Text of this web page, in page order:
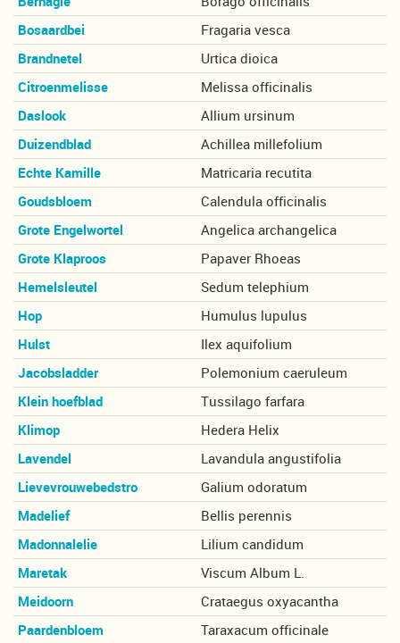
Bosaardbei
Fragaria vesca
Brandnetel
Urtica dioica
Citroenmelisse
Melissa officinalis
Daslook
Allium ursinum
Duizendblad
Achillea millefolium
Echte Kamille
Matricaria recutita
Goudsbloem
Calendula officinalis
Grote Engelwortel
Angelica archangelica
Grote Klaproos
Papaver Rhoeas
Hemelsleutel
Sedum telephium
Hop
Humulus lupulus
Hulst
Ilex aquifolium
Jacobsladder
Polemonium caeruleum
Klein hoefblad
Tussilago farfara
Klimop
Hedera Helix
Lavendel
Lavandula angustifolia
Lievevrouwebedstro
Galium odoratum
Madelief
Bellis perennis
Madonnalelie
Lilium candidum
Maretak
Viscum Album L.
Meidoorn
Crataegus oxyacantha
Paardenbloem
Taraxacum officinale